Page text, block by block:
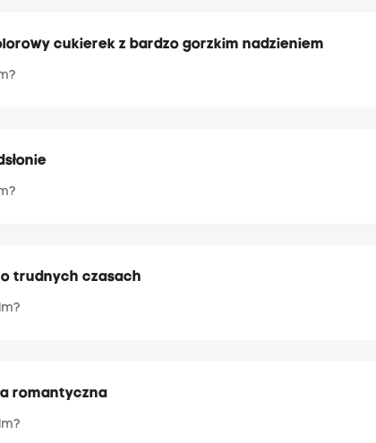
cukierek z bardzo gorzkim nadzieniem
trudnych czasach
romantyczna